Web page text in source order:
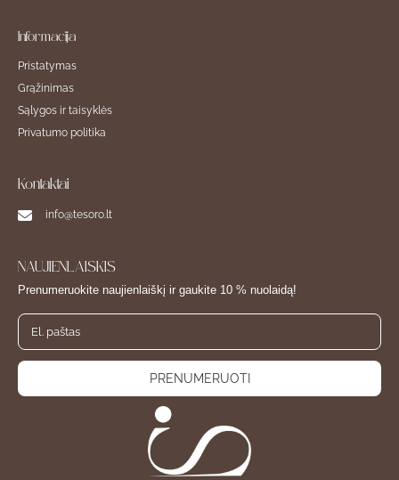
Informacija
Pristatymas
Grąžinimas
Sąlygos ir taisyklės
Privatumo politika
Kontaktai
info@tesoro.lt
NAUJIENLAIŠKIS
Prenumeruokite naujienlaiškį ir gaukite 10 % nuolaidą!
PRENUMERUOTI